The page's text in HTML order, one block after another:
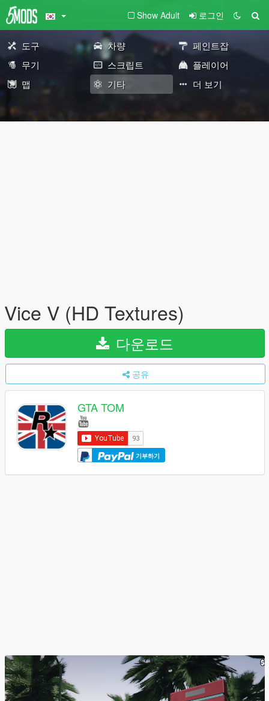
Show Adult 로그인
도구 차량
페인트잡
무기
스크립트
플레이어
맵
기타 더 보기
Vice V (HD Textures)
다운로드
공유
GTA TOM
기부하기